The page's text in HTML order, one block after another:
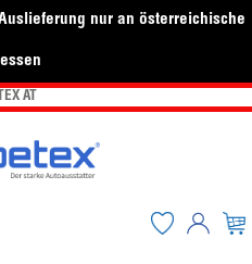
Auslieferung nur an österreichische
AT